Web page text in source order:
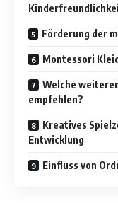
Förderung der
Montessori
Welche
empfehlen?
Kreatives
Entwicklung
Einfluss von